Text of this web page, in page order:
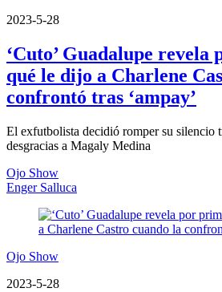
2023-5-28
‘Cuto’ Guadalupe
qué le dijo a Charlene
confrontó tras ‘ampay’
El exfutbolista decidió romper su silencio
desgracias a Magaly Medina
Ojo Show
Enger Salluca
Ojo Show
2023-5-28